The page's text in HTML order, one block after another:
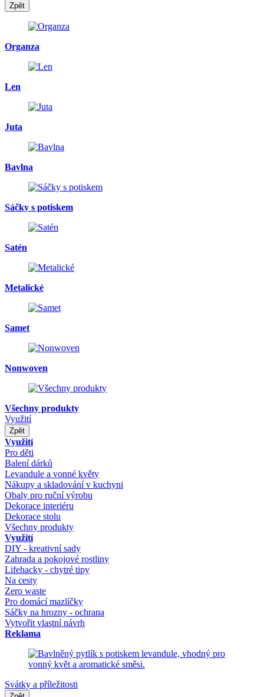
Zpět
Organza
Len
Juta
Bavlna
Sáčky s potiskem
Satén
Metalické
Samet
Nonwoven
Všechny produkty
Využití
Zpět
Využití
Pro děti
Balení dárků
Levandule a vonné květy
Nákupy a skladování v kuchyni
Obaly pro ruční výrobu
Dekorace interiéru
Dekorace stolu
Všechny produkty
Využití
DIY - kreativní sady
Zahrada a pokojové rostliny
Lifehacky - chytré tipy
Na cesty
Zero waste
Pro domácí mazlíčky
Sáčky na hrozny - ochrana
Vytvořit vlastní návrh
Reklama
Svátky a příležitosti